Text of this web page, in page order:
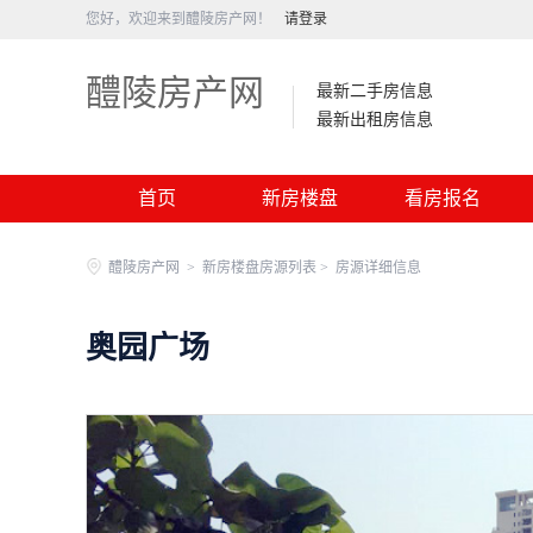
您好，欢迎来到醴陵房产网！ 请登录
醴陵房产网
最新二手房信息
最新出租房信息
首页 新房楼盘 看房报名
醴陵房产网 > 新房楼盘房源列表 > 房源详细信息
奥园广场